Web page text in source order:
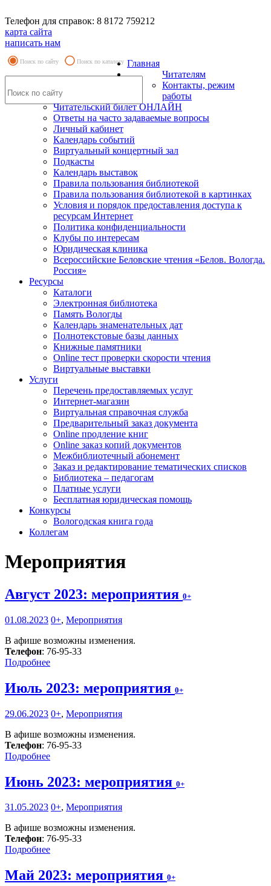
Телефон для справок: 8 8172 759212
карта сайта
написать нам
Поиск по сайту Поиск по каталогу Главная
Читателям
Контакты, режим
работы
Читательский билет ОНЛАЙН
Ответы на часто задаваемые вопросы
Личный кабинет
Календарь событий
Виртуальный концертный зал
Подкасты
Календарь выставок
Правила пользования библиотекой
Правила пользования библиотекой в картинках
Условия и порядок предоставления доступа к
ресурсам Интернет
Политика конфиденциальности
Клубы по интересам
Юридическая клиника
Всероссийские Беловские чтения «Белов. Вологда.
Россия»
Ресурсы
Каталоги
Электронная библиотека
Память Вологды
Календарь знаменательных дат
Полнотекстовые базы данных
Книжные памятники
Online тест проверки скорости чтения
Виртуальные выставки
Услуги
Перечень предоставляемых услуг
Интернет-магазин
Виртуальная справочная служба
Предварительный заказ документа
Online продление книг
Online заказ копий документов
Межбиблиотечный абонемент
Заказ и редактирование тематических списков
Библиотека – педагогам
Платные услуги
Бесплатная юридическая помощь
Конкурсы
Вологодская книга года
Коллегам
Мероприятия
Август 2023: мероприятия 0+
01.08.2023 0+, Мероприятия
В афише возможны изменения.
Телефон: 76-95-33
Подробнее
Июль 2023: мероприятия 0+
29.06.2023 0+, Мероприятия
В афише возможны изменения.
Телефон: 76-95-33
Подробнее
Июнь 2023: мероприятия 0+
31.05.2023 0+, Мероприятия
В афише возможны изменения.
Телефон: 76-95-33
Подробнее
Май 2023: мероприятия 0+